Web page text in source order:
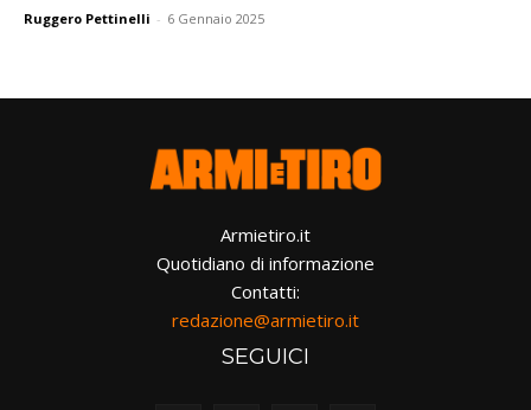
Ruggero Pettinelli - 6 Gennaio 2025
Armietiro.it
Quotidiano di informazione
Contatti:
redazione@armietiro.it
SEGUICI